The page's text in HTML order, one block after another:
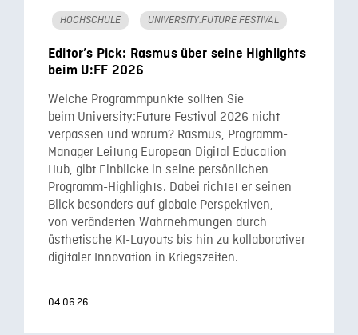
HOCHSCHULE UNIVERSITY:FUTURE FESTIVAL
Editor’s Pick: Rasmus über seine Highlights
beim U:FF 2026
Welche Programmpunkte sollten Sie
beim University:Future Festival 2026 nicht
verpassen und warum? Rasmus, Programm-
Manager Leitung European Digital Education
Hub, gibt Einblicke in seine persönlichen
Programm-Highlights. Dabei richtet er seinen
Blick besonders auf globale Perspektiven,
von veränderten Wahrnehmungen durch
ästhetische KI-Layouts bis hin zu kollaborativer
digitaler Innovation in Kriegszeiten.
04.06.26